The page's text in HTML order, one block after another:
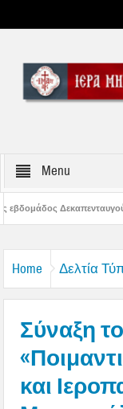
Menu
στην Ι. Μ.
Home Δελτία
Σύναξη
και